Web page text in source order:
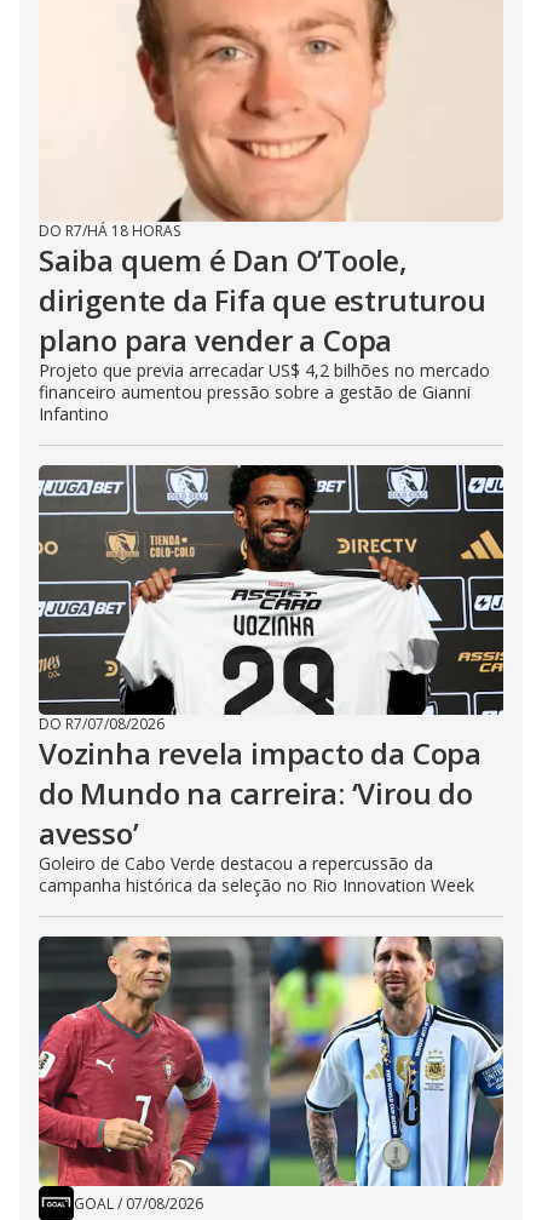
DO R7/HÁ 18 HORAS
Saiba quem é Dan O’Toole,
dirigente da Fifa que estruturou
plano para vender a Copa
Projeto que previa arrecadar US$ 4,2 bilhões no mercado
financeiro aumentou pressão sobre a gestão de Gianni
Infantino
DO R7/07/08/2026
Vozinha revela impacto da Copa
do Mundo na carreira: ‘Virou do
avesso’
Goleiro de Cabo Verde destacou a repercussão da
campanha histórica da seleção no Rio Innovation Week
GOAL/ 07/08/2026